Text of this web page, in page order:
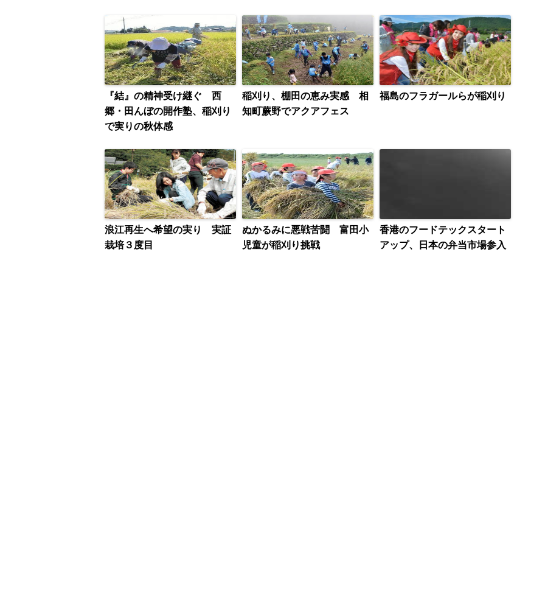
『結』の精神受け継ぐ 西
郷・田んぼの開作塾、稲刈り
で実りの秋体感
稲刈り、棚田の恵み実感 相
知町蕨野でアクアフェス
福島のフラガールらが稲刈り
浪江再生へ希望の実り 実証
栽培３度目
ぬかるみに悪戦苦闘 富田小
児童が稲刈り挑戦
香港のフードテックスタート
アップ、日本の弁当市場参入